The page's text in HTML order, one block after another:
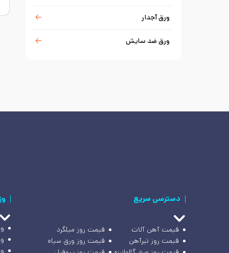
ورق آجدار
ورق ضد سایش
دسترسی سریع
قیمت آهن آلات
قیمت روز میلگرد
قیمت روز تیرآهن
قیمت روز ورق سیاه